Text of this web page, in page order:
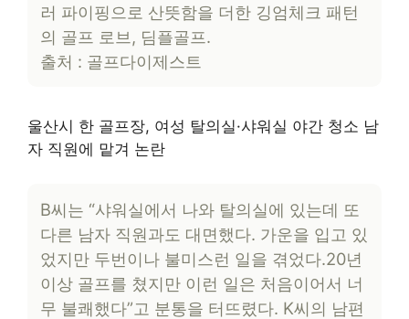
러 파이핑으로 산뜻함을 더한 깅엄체크 패턴
의 골프 로브, 딤플골프.
출처 : 골프다이제스트
울산시 한 골프장, 여성 탈의실·샤워실 야간 청소 남
자 직원에 맡겨 논란
B씨는 “샤워실에서 나와 탈의실에 있는데 또
다른 남자 직원과도 대면했다. 가운을 입고 있
었지만 두번이나 불미스런 일을 겪었다.20년
이상 골프를 쳤지만 이런 일은 처음이어서 너
무 불쾌했다”고 분통을 터뜨렸다. K씨의 남편